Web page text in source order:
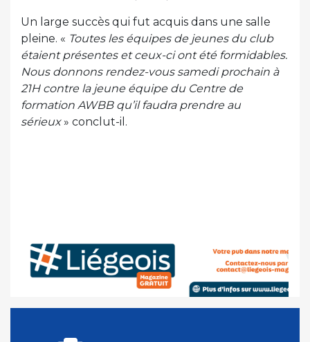
Un large succès qui fut acquis dans une salle
pleine. « Toutes les équipes de jeunes du club
étaient présentes et ceux-ci ont été formidables.
Nous donnons rendez-vous samedi prochain à
21H contre la jeune équipe du Centre de
formation AWBB qu’il faudra prendre au
sérieux» conclut-il.